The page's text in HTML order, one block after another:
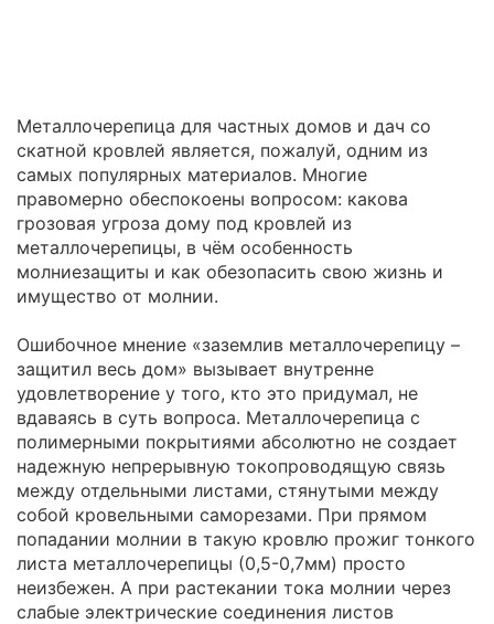
Металлочерепица для частных домов и дач со
скатной кровлей является, пожалуй, одним из
самых популярных материалов. Многие
правомерно обеспокоены вопросом: какова
грозовая угроза дому под кровлей из
металлочерепицы, в чём особенность
молниезащиты и как обезопасить свою жизнь и
имущество от молнии.
Ошибочное мнение «заземлив металлочерепицу –
защитил весь дом» вызывает внутренне
удовлетворение у того, кто это придумал, не
вдаваясь в суть вопроса. Металлочерепица с
полимерными покрытиями абсолютно не создает
надежную непрерывную токопроводящую связь
между отдельными листами, стянутыми между
собой кровельными саморезами. При прямом
попадании молнии в такую кровлю прожиг тонкого
листа металлочерепицы (0,5-0,7мм) просто
неизбежен. А при растекании тока молнии через
слабые электрические соединения листов